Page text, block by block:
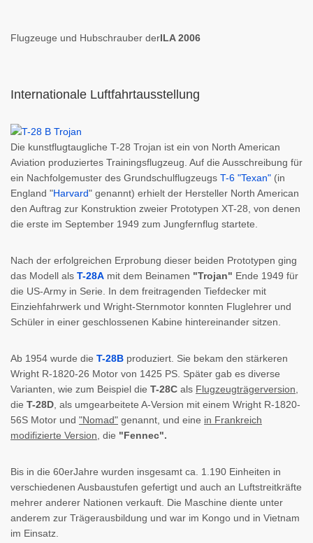
Flugzeuge und Hubschrauber derILA 2006
Internationale Luftfahrtausstellung
Die kunstflugtaugliche T-28 Trojan ist ein von North American
Aviation produziertes Trainingsflugzeug. Auf die Ausschreibung für
ein Nachfolgemuster des Grundschulflugzeugs T-6 "Texan" (in
England "Harvard" genannt) erhielt der Hersteller North American
den Auftrag zur Konstruktion zweier Prototypen XT-28, von denen
die erste im September 1949 zum Jungfernflug startete.
Nach der erfolgreichen Erprobung dieser beiden Prototypen ging
das Modell als T-28A mit dem Beinamen "Trojan" Ende 1949 für
die US-Army in Serie. In dem freitragenden Tiefdecker mit
Einziehfahrwerk und Wright-Sternmotor konnten Fluglehrer und
Schüler in einer geschlossenen Kabine hintereinander sitzen.
Ab 1954 wurde die T-28B produziert. Sie bekam den stärkeren
Wright R-1820-26 Motor von 1425 PS. Später gab es diverse
Varianten, wie zum Beispiel die T-28C als Flugzeugträgerversion,
die T-28D, als umgearbeitete A-Version mit einem Wright R-1820-
56S Motor und "Nomad" genannt, und eine in Frankreich
modifizierte Version, die "Fennec".
Bis in die 60erJahre wurden insgesamt ca. 1.190 Einheiten in
verschiedenen Ausbaustufen gefertigt und auch an Luftstreitkräfte
mehrer anderer Nationen verkauft. Die Maschine diente unter
anderem zur Trägerausbildung und war im Kongo und in Vietnam
im Einsatz.